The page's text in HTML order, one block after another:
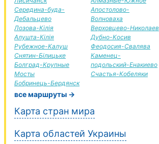
Середина-буда-
Дебальцево
Лозова-Кілія
Алушта-Кілія
Рубежное-Калуш
Снятин-Білицьке
Болград-Крупные
Мосты
Бобринець-Бердянск
Апостолово-
Волноваха
Верховцево-Николаев
Дубно-Косив
Феодосия-Свалява
Каменец-
подольский-Енакиево
Счастья-Кобеляки
все маршруты →
Карта стран мира
Карта областей Украины